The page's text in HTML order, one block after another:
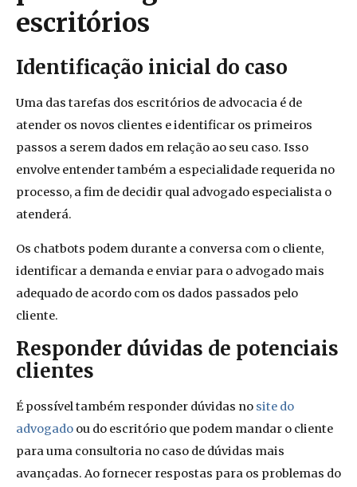
escritórios
Identificação inicial do caso
Uma das tarefas dos escritórios de advocacia é de
atender os novos clientes e identificar os primeiros
passos a serem dados em relação ao seu caso. Isso
envolve entender também a especialidade requerida no
processo, a fim de decidir qual advogado especialista o
atenderá.
Os chatbots podem durante a conversa com o cliente,
identificar a demanda e enviar para o advogado mais
adequado de acordo com os dados passados pelo
cliente.
Responder dúvidas de potenciais
clientes
É possível também responder dúvidas no site do
advogado ou do escritório que podem mandar o cliente
para uma consultoria no caso de dúvidas mais
avançadas. Ao fornecer respostas para os problemas do